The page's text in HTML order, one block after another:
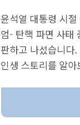
윤석열 대통령 시
엄- 탄핵 파면 사태
판하고 나섰습니다
인생 스토리를 알